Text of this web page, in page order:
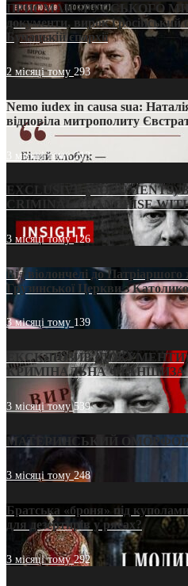
ПРИСМАК «РУССЬКОГО
документи, вирок і російський
Бучацькій єпархії
2 місяці тому 293
Nemo iudex in causa sua:
відповіла митрополиту
3 місяці тому213
EXCLUSIVE (DOCUMENTS)/
CRIMINAL FRANCHISE
3 місяці тому126
Від віолончелі до
Грузинської Церкви з
3 місяці тому 139
ЕКСКЛЮЗИВ
КРИМІНАЛЬНА ФРАНШИЗА
3 місяці тому539
МАТЕРИНСЬКИЙ ОМОРФОР
3 місяці тому248
Братська «броня» під
для дезертирів у рясах?
3 місяці тому292